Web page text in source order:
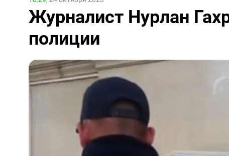
Журналист Нурлан
полиции